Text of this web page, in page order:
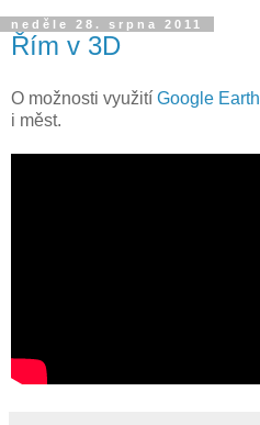
neděle 28. srpna 2011
Řím v 3D
O možnosti využití Google Earth
i měst.